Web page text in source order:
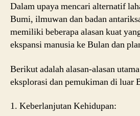
Dalam upaya mencari alternatif
Bumi, ilmuwan dan badan
memiliki beberapa alasan kuat
ekspansi manusia ke Bulan dan
Berikut adalah alasan-alasan
eksplorasi dan pemukiman di luar
1. Keberlanjutan Kehidupan: